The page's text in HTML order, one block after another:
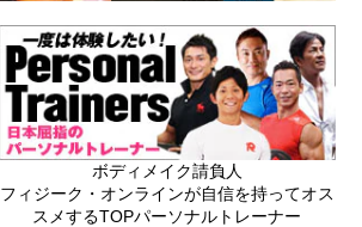
ボディメイク請負人
フィジーク・オンラインが自信を持ってオス
スメするTOPパーソナルトレーナー